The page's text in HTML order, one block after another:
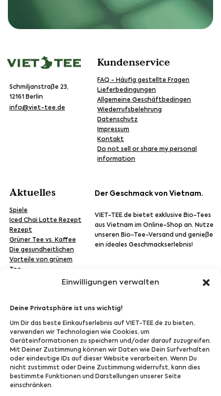
Einwilligungen verwalten
Deine Privatsphäre ist uns wichtig!
Um Dir das beste Einkaufserlebnis auf VIET-TEE.de zu bieten,
verwenden wir Technologien wie Cookies, um
Geräteinformationen zu speichern und/oder darauf zuzugreifen.
Mit Deiner Zustimmung können wir Daten wie Dein Surfverhalten
oder eindeutige IDs auf dieser Website verarbeiten. Wenn Du
nicht zustimmst oder Deine Zustimmung widerrufst, kann dies
bestimmte Funktionen und Darstellungen unserer Seite
einschränken.
Schmiljanstraße 23,
12161 Berlin
info@viet-tee.de
Kundenservice
FAQ - Häufig gestellte Fragen
Lieferbedingungen
Allgemeine Geschäftbedingen
Wiederrufsbelehrung
Datenschutz
Impressum
Kontakt
Do not sell or share my personal
information
Aktuelles
Spiele
Iced Chai Latte Rezept
Rezept
Grüner Tee vs. Kaffee
Die gesundheitlichen
Vorteile von grünem
Tee
Der Geschmack von Vietnam.
VIET-TEE.de bietet exklusive Bio-Tees
aus Vietnam im Online-Shop an. Nutze
unseren Bio-Tee-Versand und genieße
ein ideales Geschmackserlebnis!
Zahlung
Folge Uns bei: